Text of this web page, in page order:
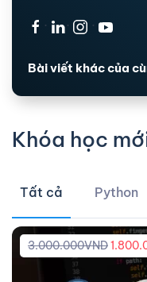
· · ·
Bài viết khác của
Khóa học
Tất cả Python
3.000.000VND